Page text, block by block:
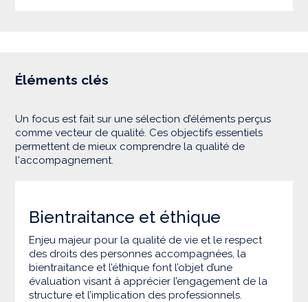
Éléments clés
Un focus est fait sur une sélection d’éléments perçus
comme vecteur de qualité. Ces objectifs essentiels
permettent de mieux comprendre la qualité de
l'accompagnement.
Bientraitance et éthique
Enjeu majeur pour la qualité de vie et le respect
des droits des personnes accompagnées, la
bientraitance et l’éthique font l’objet d’une
évaluation visant à apprécier l’engagement de la
structure et l’implication des professionnels.